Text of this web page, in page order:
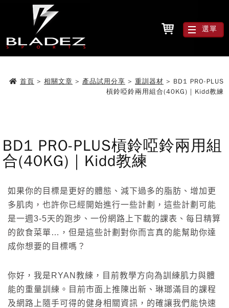
選單
首頁 > 相關文章 > 產品試用分享 > 重訓器材 > BD1 PRO-PLUS
槓鈴啞鈴兩用組合(40KG)｜Kidd教練
BD1 PRO-PLUS槓鈴啞鈴兩用組
合(40KG)｜Kidd教練
如果你的目標是更好的體態、減下過多的脂肪、增加更
多肌肉，也許你已經開始進行一些計劃，這些計劃可能
是一週3-5天的跑步、一份網路上下載的課表、每日精算
的飲食菜單…，但是這些計劃對你而言真的能幫助你達
成你想要的目標嗎？
你好，我是RYAN教練，目前教學方向為訓練肌力與體
能的重量訓練。目前市面上推陳出新、琳瑯滿目的課程
及網路上隨手可得的健身相關資訊，的確讓我們能快速